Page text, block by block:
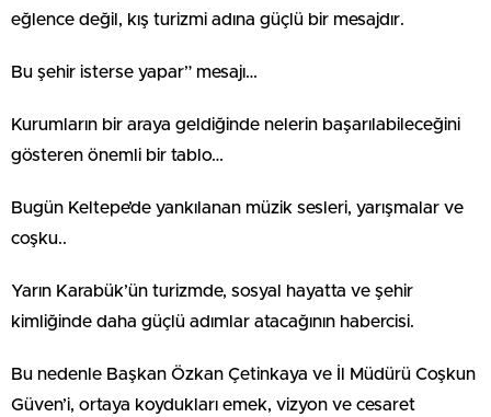
eğlence değil, kış turizmi adına güçlü bir mesajdır.
Bu şehir isterse yapar” mesajı…
Kurumların bir araya geldiğinde nelerin başarılabileceğini
gösteren önemli bir tablo…
Bugün Keltepe’de yankılanan müzik sesleri, yarışmalar ve
coşku..
Yarın Karabük’ün turizmde, sosyal hayatta ve şehir
kimliğinde daha güçlü adımlar atacağının habercisi.
Bu nedenle Başkan Özkan Çetinkaya ve İl Müdürü Coşkun
Güven’i, ortaya koydukları emek, vizyon ve cesaret